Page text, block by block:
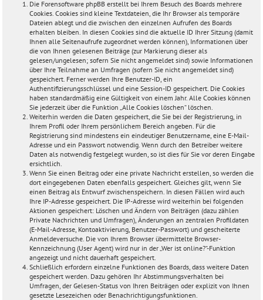
Die Forensoftware phpBB erstellt bei Ihrem Besuch des Boards mehrere
Cookies. Cookies sind kleine Textdateien, die Ihr Browser als temporäre
Dateien ablegt und die zwischen den einzelnen Aufrufen des Boards
erhalten bleiben. In diesen Cookies sind die aktuelle ID Ihrer Sitzung (damit
Ihnen alle Seitenaufrufe zugeordnet werden können), Informationen über
die von Ihnen gelesenen Beiträge (zur Markierung dieser als
gelesen/ungelesen; sofern Sie nicht angemeldet sind) sowie Informationen
über Ihre Teilnahme an Umfragen (sofern Sie nicht angemeldet sind)
gespeichert. Ferner werden Ihre Benutzer-ID, ein
Authentifizierungsschlüssel und eine Session-ID gespeichert. Die Cookies
haben standardmäßig eine Gültigkeit von einem Jahr. Alle Cookies können
Sie jederzeit über die Funktion „Alle Cookies löschen“ löschen.
Weiterhin werden die Daten gespeichert, die Sie bei der Registrierung, in
Ihrem Profil oder Ihrem persönlichem Bereich angeben. Für die
Registrierung sind mindestens ein eindeutiger Benutzername, eine E-Mail-
Adresse und ein Passwort notwendig. Wenn durch den Betreiber weitere
Daten als notwendig festgelegt wurden, so ist dies für Sie vor deren Eingabe
ersichtlich.
Wenn Sie einen Beitrag oder eine private Nachricht erstellen, so werden die
dort eingegebenen Daten ebenfalls gespeichert. Gleiches gilt, wenn Sie
einen Beitrag als Entwurf zwischenspeichern. In diesen Fällen wird auch
Ihre IP-Adresse gespeichert. Die IP-Adresse wird weiterhin bei folgenden
Aktionen gespeichert: Löschen und Ändern von Beiträgen (dazu zählen
Private Nachrichten und Umfragen), Änderungen an zentralen Profildaten
(E-Mail-Adresse, Kontoaktivierung, Benutzer-Passwort) und gescheiterte
Anmeldeversuche. Die von Ihrem Browser übermittelte Browser-
Kennzeichnung (User Agent) wird nur in der „Wer ist online?“-Funktion
angezeigt und nicht dauerhaft gespeichert.
Schließlich erfordern einzelne Funktionen des Boards, dass weitere Daten
gespeichert werden. Dazu gehören Ihr Abstimmungsverhalten bei
Umfragen, der Gelesen-Status von Ihren Beiträgen oder explizit von Ihnen
gesetzte Lesezeichen oder Benachrichtigungsfunktionen.